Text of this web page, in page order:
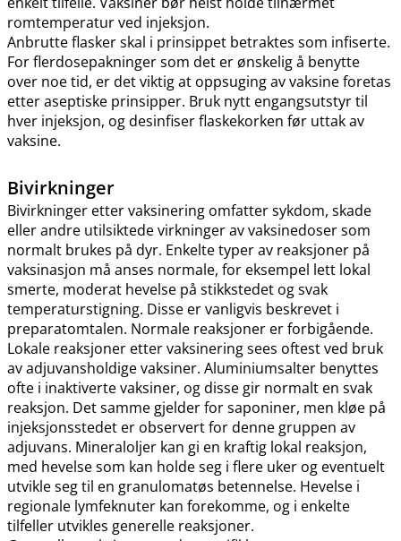
romtemperatur ved injeksjon.
Anbrutte flasker skal i prinsippet betraktes som infiserte.
For flerdosepakninger som det er ønskelig å benytte
over noe tid, er det viktig at oppsuging av vaksine foretas
etter aseptiske prinsipper. Bruk nytt engangsutstyr til
hver injeksjon, og desinfiser flaskekorken før uttak av
vaksine.
Bivirkninger
Bivirkninger etter vaksinering omfatter sykdom, skade
eller andre utilsiktede virkninger av vaksinedoser som
normalt brukes på dyr. Enkelte typer av reaksjoner på
vaksinasjon må anses normale, for eksempel lett lokal
smerte, moderat hevelse på stikkstedet og svak
temperaturstigning. Disse er vanligvis beskrevet i
preparatomtalen. Normale reaksjoner er forbigående.
Lokale reaksjoner etter vaksinering sees oftest ved bruk
av adjuvansholdige vaksiner. Aluminiumsalter benyttes
ofte i inaktiverte vaksiner, og disse gir normalt en svak
reaksjon. Det samme gjelder for saponiner, men kløe på
injeksjonsstedet er observert for denne gruppen av
adjuvans. Mineraloljer kan gi en kraftig lokal reaksjon,
med hevelse som kan holde seg i flere uker og eventuelt
utvikle seg til en granulomatøs betennelse. Hevelse i
regionale lymfeknuter kan forekomme, og i enkelte
tilfeller utvikles generelle reaksjoner.